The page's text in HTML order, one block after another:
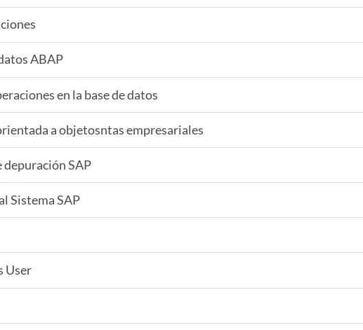
ABAP
en la base de datos
a objetosntas empresariales
SAP
Sistema SAP
User